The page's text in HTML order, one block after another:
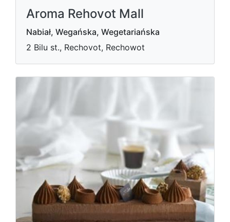
Aroma Rehovot Mall
Nabiał, Wegańska, Wegetariańska
2 Bilu st., Rechovot, Rechowot